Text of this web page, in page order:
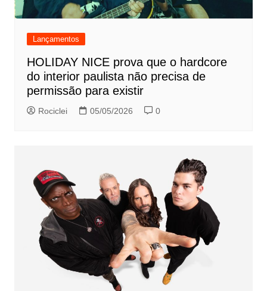
Lançamentos
HOLIDAY NICE prova que o hardcore
do interior paulista não precisa de
permissão para existir
Rociclei 05/05/2026 0